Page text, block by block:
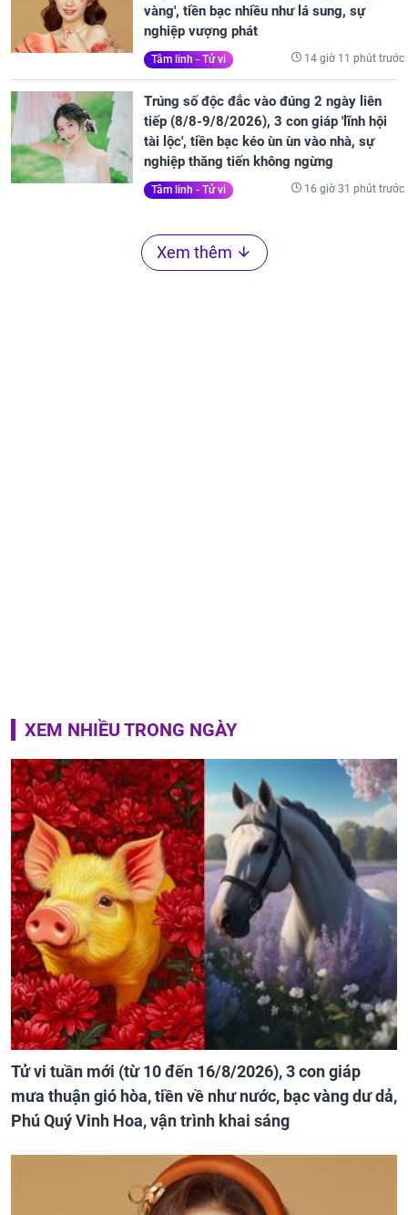
vàng', tiền bạc nhiều như lá sung, sự
nghiệp vượng phát
Tâm linh - Tử vi 14 giờ 11 phút trước
Trúng số độc đắc vào đúng 2 ngày liên
tiếp (8/8-9/8/2026), 3 con giáp 'lĩnh hội
tài lộc', tiền bạc kéo ùn ùn vào nhà, sự
nghiệp thăng tiến không ngừng
Tâm linh - Tử vi 16 giờ 31 phút trước
Xem thêm
XEM NHIỀU TRONG NGÀY
Tử vi tuần mới (từ 10 đến 16/8/2026), 3 con giáp
mưa thuận gió hòa, tiền về như nước, bạc vàng dư dả,
Phú Quý Vinh Hoa, vận trình khai sáng